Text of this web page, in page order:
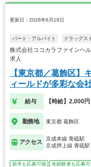
更新日：2026年6月18日
パート・アルバイト ドラッグス
株式会社ココカラファインヘ
求人
【東京都／葛飾区】
ィールドが多彩な会
給与 【時給】2,000
勤務地 東京都 葛飾区
アクセス
京成本線 青砥駅
京成押上線 青砥駅
新卒も応募可能 未経験者も応募